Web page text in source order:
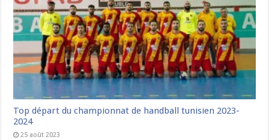
Top départ du championnat de handball tunisien 2023-
2024
25 août 2023